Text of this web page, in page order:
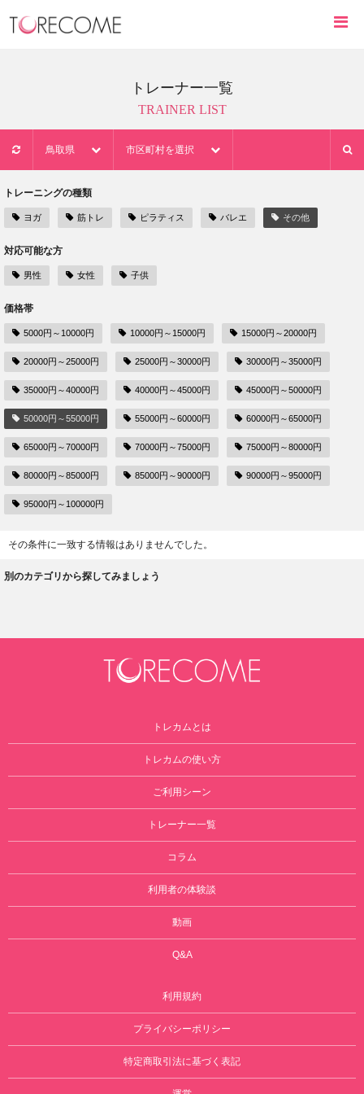
トレーナー一覧
TRAINER LIST
鳥取県 市区町村を選択
トレーニングの種類
ヨガ 筋トレ ピラティス バレエ その他
対応可能な方
男性 女性 子供
価格帯
5000円～10000円 10000円～15000円 15000円～20000円
20000円～25000円 25000円～30000円 30000円～35000円
35000円～40000円 40000円～45000円 45000円～50000円
50000円～55000円 55000円～60000円 60000円～65000円
65000円～70000円 70000円～75000円 75000円～80000円
80000円～85000円 85000円～90000円 90000円～95000円
95000円～100000円
その条件に一致する情報はありませんでした。
別のカテゴリから探してみましょう
トレカムとは
トレカムの使い方
ご利用シーン
トレーナー一覧
コラム
利用者の体験談
動画
Q&A
利用規約
プライバシーポリシー
特定商取引法に基づく表記